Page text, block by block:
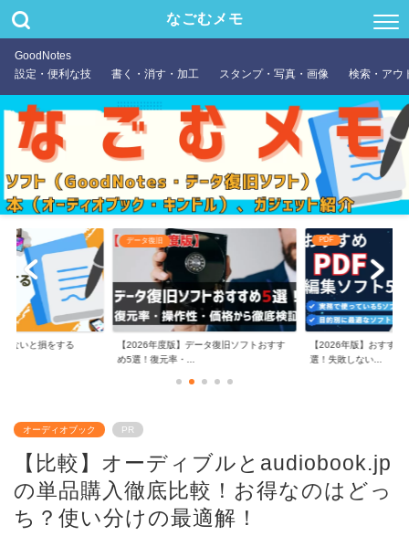
なごむメモ
GoodNotes
設定・便利な技
書く・消す・加工 スタンプ・写真・画像 検索・アウ
ないと損をする
データ復旧
【2026年度版】データ復旧ソフトおすす
め5選！復元率・...
PDF
【2026年版】おすす
選！失敗しない...
オーディオブック PR
【比較】オーディブルとaudiobook.jp
の単品購入徹底比較！お得なのはどっ
ち？使い分けの最適解！